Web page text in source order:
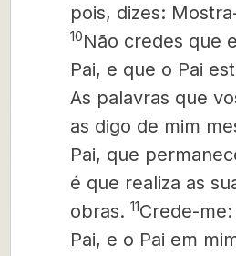
pois, dizes:
10Não credes que
Pai, e que o Pai
As palavras que
as digo de mim
Pai, que
é que realiza as
obras. 11Crede-
Pai, e o Pai em